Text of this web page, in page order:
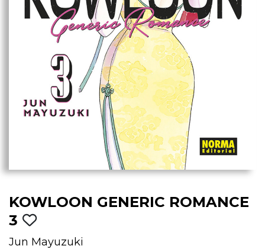
KOWLOON GENERIC ROMANCE
3
Jun Mayuzuki